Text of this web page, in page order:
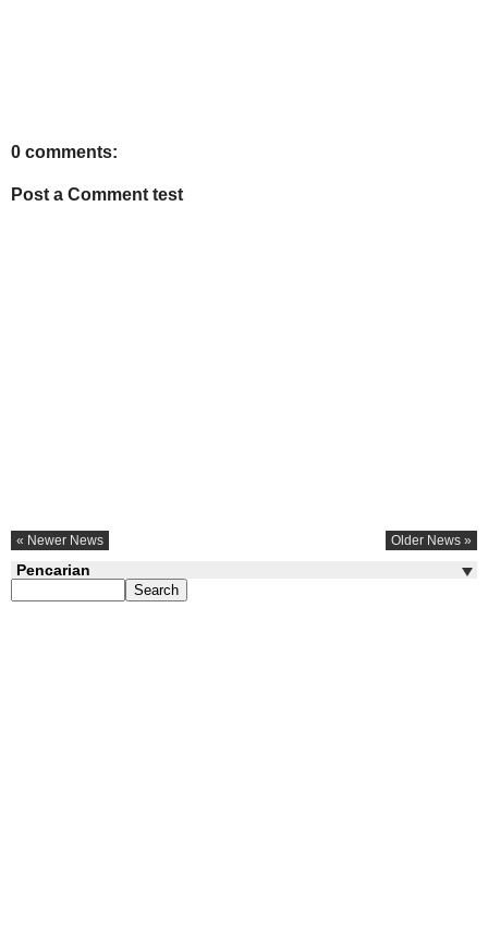
0 comments:
Post a Comment test
« Newer News Older News »
Pencarian